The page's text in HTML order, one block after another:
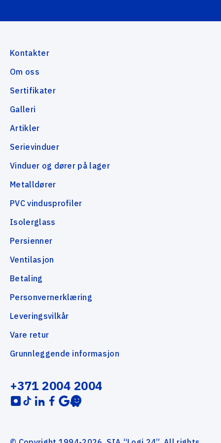
Kontakter
Om oss
Sertifikater
Galleri
Artikler
Serievinduer
Vinduer og dører på lager
Metalldører
PVC vindusprofiler
Isolerglass
Persienner
Ventilasjon
Betaling
Personvernerklæring
Leveringsvilkår
Vare retur
Grunnleggende informasjon
+371 2004 2004